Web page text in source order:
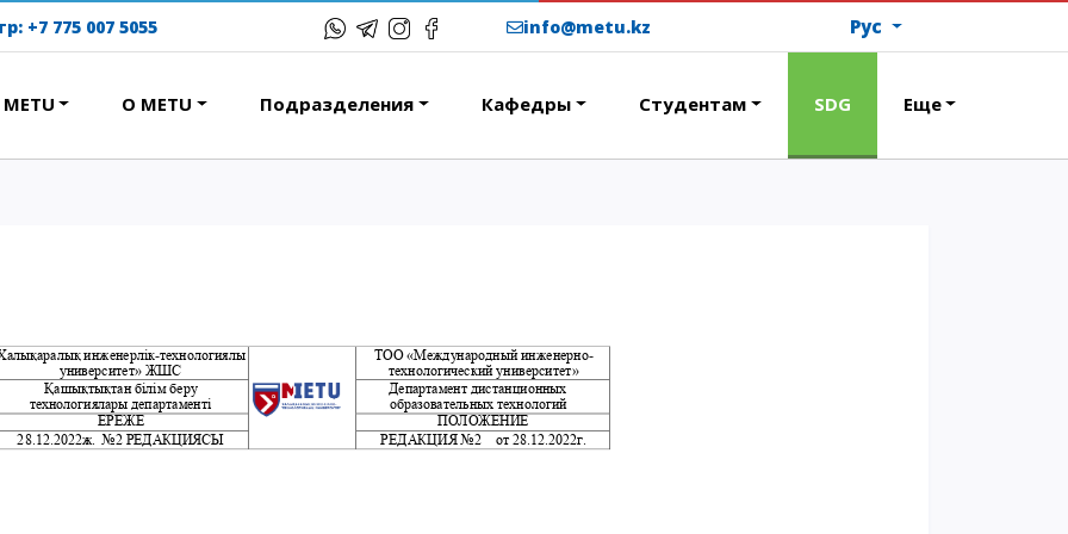
тур
studying
Courses
Магистратура
Докторантура
Второе высшее
+7 775 007 5055 info@metu.kz Рус
О METU Подразделения Кафедры Студентам SDG Еще